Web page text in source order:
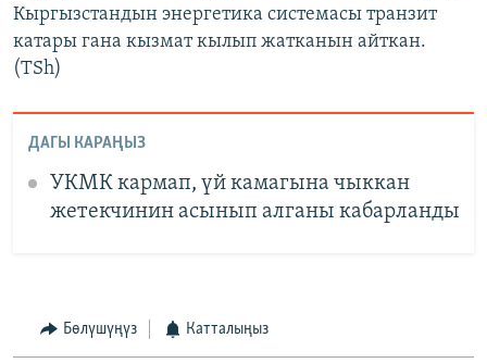
Кыргызстандын энергетика системасы транзит
катары гана кызмат кылып жатканын айткан.
(TSh)
ДАГЫ КАРАҢЫЗ
УКМК кармап, үй камагына чыккан
жетекчинин асынып алганы кабарланды
Бөлүшүңүз Катталыңыз